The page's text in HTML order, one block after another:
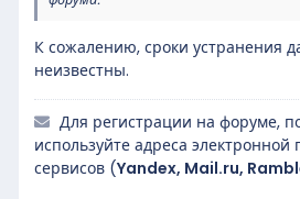
К сожалению, сроки устранения
неизвестны.
Для регистрации на форуме,
используйте адреса электронной
сервисов (Yandex, Mail.ru,